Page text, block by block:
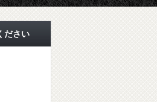
ださい